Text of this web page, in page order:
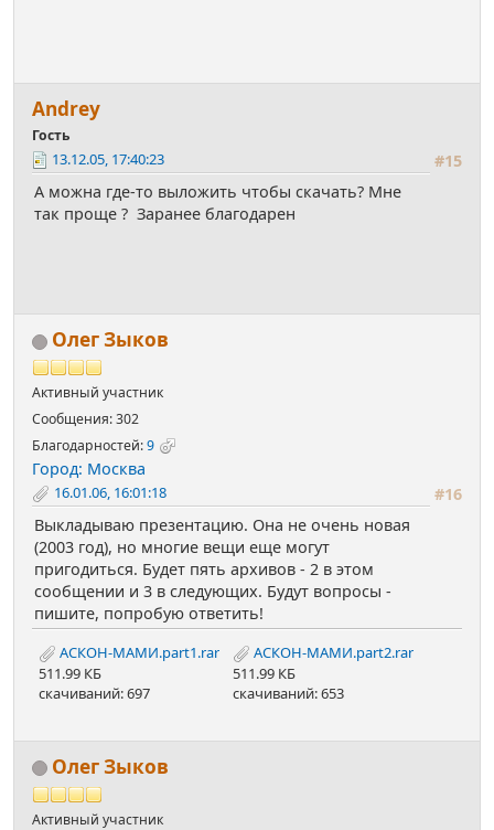
Аndrey
Гость
#15
13.12.05, 17:40:23
А можна где-то выложить чтобы скачать? Мне
так проще ? Заранее благодарен
Олег Зыков
Активный участник
Сообщения: 302
Благодарностей:9
Город: Москва
#16
16.01.06, 16:01:18
Выкладываю презентацию. Она не очень новая
(2003 год), но многие вещи еще могут
пригодиться. Будет пять архивов - 2 в этом
сообщении и 3 в следующих. Будут вопросы -
пишите, попробую ответить!
АСКОН-МАМИ.part1.rar
511.99 КБ
скачиваний: 697
АСКОН-МАМИ.part2.rar
511.99 КБ
скачиваний: 653
Олег Зыков
Активный участник